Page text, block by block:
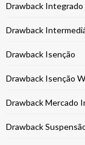
Drawback Integrado
Drawback
Drawback Isenção
Drawback Isenção
Drawback Mercado
Drawback